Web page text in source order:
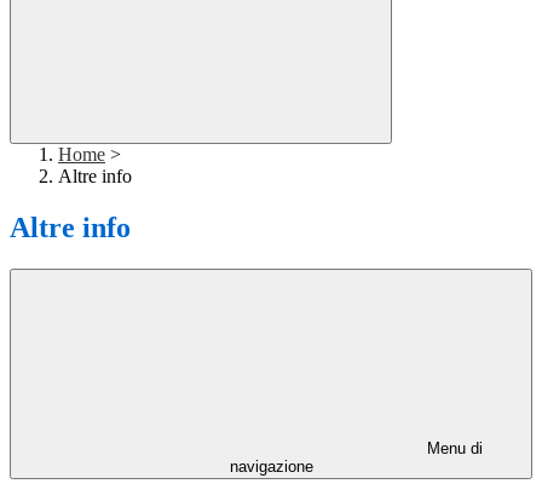
Home >
Altre info
Altre info
Menu di
navigazione